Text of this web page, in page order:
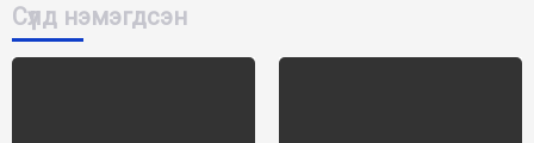
Сүүлд нэмэгдсэн